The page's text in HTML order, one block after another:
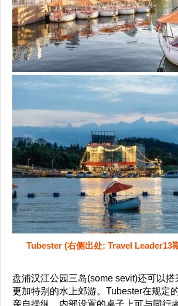
Tubester (右侧出处: Travel Leader13
盘浦汉江公园三岛(some sevit)还可以搭
更加特别的水上郊游。Tubester在规定
亲自操纵，内部设置的桌子上可与同行